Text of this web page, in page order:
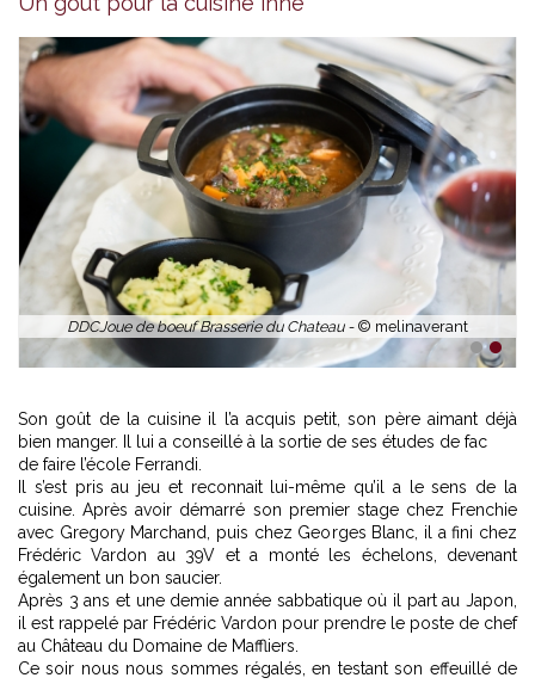
1 2
Son goût de la cuisine il l’a acquis petit, son père aimant déjà
bien manger. Il lui a conseillé à la sortie de ses études de fac
de faire l’école Ferrandi.
Il s’est pris au jeu et reconnait lui-même qu’il a le sens de la
cuisine. Après avoir démarré son premier stage chez Frenchie
avec Gregory Marchand, puis chez Georges Blanc, il a fini chez
Frédéric Vardon au 39V et a monté les échelons, devenant
également un bon saucier.
Après 3 ans et une demie année sabbatique où il part au Japon,
il est rappelé par Frédéric Vardon pour prendre le poste de chef
au Château du Domaine de Maffliers.
Ce soir nous nous sommes régalés, en testant son effeuillé de